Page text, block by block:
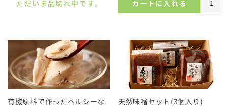
ただいま品切れ中です。 カートに入れる
有機原料で作ったヘルシーな
天然味噌セット(3個入り)